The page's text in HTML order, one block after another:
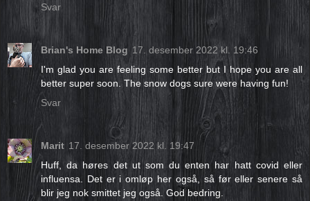
Svar
Brian's Home Blog 17. desember 2022 kl. 19:46
I'm glad you are feeling some better but I hope you are all
better super soon. The snow dogs sure were having fun!
Svar
Marit 17. desember 2022 kl. 19:47
Huff, da høres det ut som du enten har hatt covid eller
influensa. Det er i omløp her også, så før eller senere så
blir jeg nok smittet jeg også. God bedring.